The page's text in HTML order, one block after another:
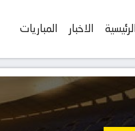
الرئيسية الاخبار المباريات